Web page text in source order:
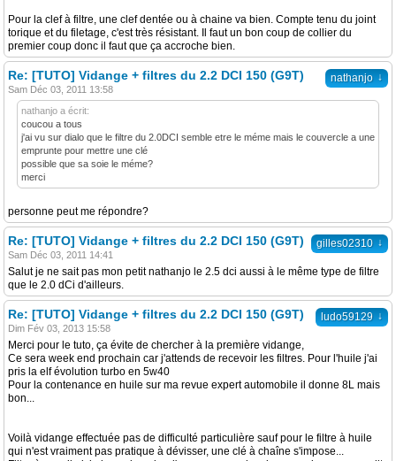
Pour la clef à filtre, une clef dentée ou à chaine va bien. Compte tenu du joint
torique et du filetage, c'est très résistant. Il faut un bon coup de collier du
premier coup donc il faut que ça accroche bien.
nathanjo ↓
Re: [TUTO] Vidange + filtres du 2.2 DCI 150 (G9T)
Sam Déc 03, 2011 13:58
nathanjo a écrit:
coucou a tous
j'ai vu sur dialo que le filtre du 2.0DCI semble etre le méme mais le couvercle a une
emprunte pour mettre une clé
possible que sa soie le méme?
merci
personne peut me répondre?
gilles02310 ↓
Re: [TUTO] Vidange + filtres du 2.2 DCI 150 (G9T)
Sam Déc 03, 2011 14:41
Salut je ne sait pas mon petit nathanjo le 2.5 dci aussi à le même type de filtre
que le 2.0 dCi d'ailleurs.
ludo59129 ↓
Re: [TUTO] Vidange + filtres du 2.2 DCI 150 (G9T)
Dim Fév 03, 2013 15:58
Merci pour le tuto, ça évite de chercher à la première vidange,
Ce sera week end prochain car j'attends de recevoir les filtres. Pour l'huile j'ai
pris la elf évolution turbo en 5w40
Pour la contenance en huile sur ma revue expert automobile il donne 8L mais
bon...
Voilà vidange effectuée pas de difficulté particulière sauf pour le filtre à huile
qui n'est vraiment pas pratique à dévisser, une clé à chaîne s'impose...